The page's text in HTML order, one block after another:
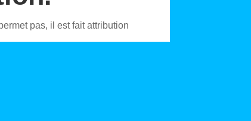
pas, il est fait attribution